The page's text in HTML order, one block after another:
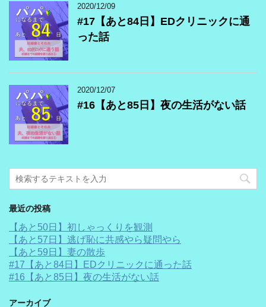
2020/12/09
#17【あと84日】EDクリニックに通
った話
2020/12/07
#16【あと85日】夜の生活がない話
最近の投稿
【あと50日】初しゃっくりを観測
【あと57日】逃げ恥に共感やら疑問やら
【あと59日】妻の散歩
#17【あと84日】EDクリニックに通った話
#16【あと85日】夜の生活がない話
アーカイブ